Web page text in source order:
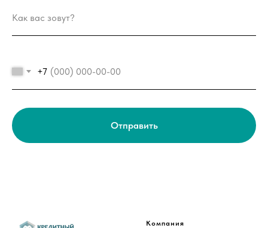
+7
Отправить
Компания
© 2013 - 2025
Амурская обл,
ул Амурская, 181
Разработка сайта
Обработка персональных
компании
ООО «Кредитный
ОГРН 1152801002265